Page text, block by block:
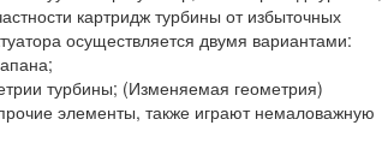
картридж турбины от избыточных
осуществляется двумя вариантами:
турбины; (Изменяемая геометрия)
элементы, также играют немаловажную